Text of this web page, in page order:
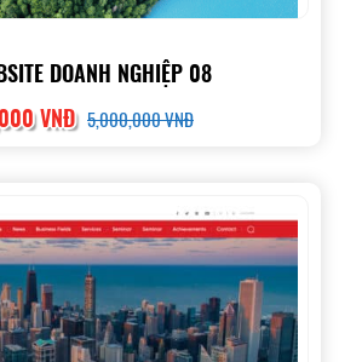
DOANH NGHIỆP 08
VNĐ 5,000,000 VNĐ